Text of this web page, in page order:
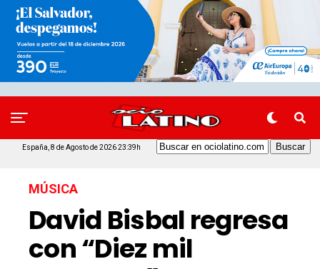
España, 8 de Agosto de 2026 23:39h
MÚSICA
David Bisbal regresa
con “Diez mil